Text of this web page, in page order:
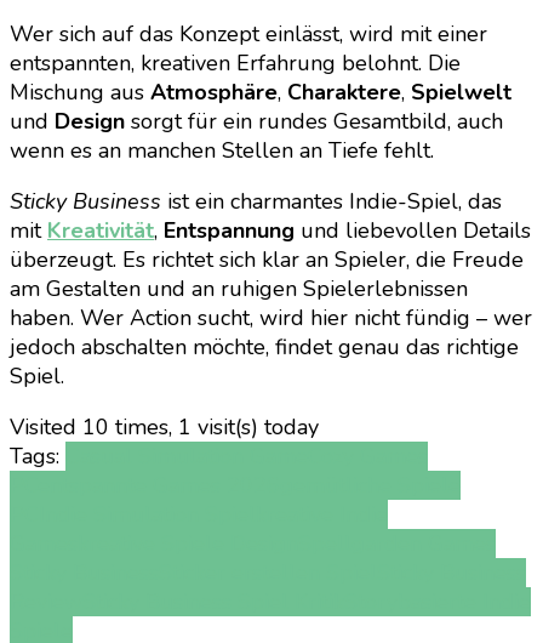
Wer sich auf das Konzept einlässt, wird mit einer
entspannten, kreativen Erfahrung belohnt. Die
Mischung aus Atmosphäre, Charaktere, Spielwelt
und Design sorgt für ein rundes Gesamtbild, auch
wenn es an manchen Stellen an Tiefe fehlt.
Sticky Business ist ein charmantes Indie-Spiel, das
mit Kreativität, Entspannung und liebevollen Details
überzeugt. Es richtet sich klar an Spieler, die Freude
am Gestalten und an ruhigen Spielerlebnissen
haben. Wer Action sucht, wird hier nicht fündig – wer
jedoch abschalten möchte, findet genau das richtige
Spiel.
Visited 10 times, 1 visit(s) today
Tags: